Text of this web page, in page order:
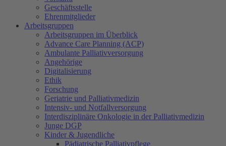
Geschäftsstelle
Ehrenmitglieder
Arbeitsgruppen
Arbeitsgruppen im Überblick
Advance Care Planning (ACP)
Ambulante Palliativversorgung
Angehörige
Digitalisierung
Ethik
Forschung
Geriatrie und Palliativmedizin
Intensiv- und Notfallversorgung
Interdisziplinäre Onkologie in der Palliativmedizin
Junge DGP
Kinder & Jugendliche
Pädiatrische Palliativpflege